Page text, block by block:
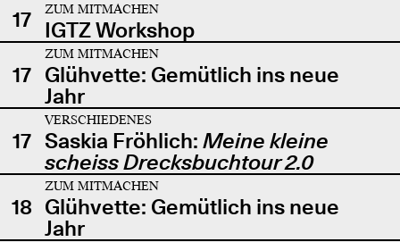
17
ZUM MITMACHEN
IGTZ Workshop
17
ZUM MITMACHEN
Glühvette: Gemütlich ins neue
Jahr
17
VERSCHIEDENES
Saskia Fröhlich: Meine kleine
scheiss Drecksbuchtour 2.0
18
ZUM MITMACHEN
Glühvette: Gemütlich ins neue
Jahr